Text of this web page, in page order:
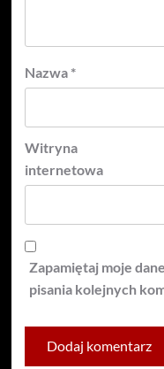
Nazwa *
Witryna
internetowa
Zapamiętaj moje
pisania kolejnych